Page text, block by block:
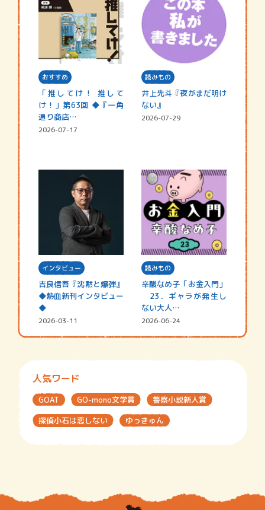
おすすめ
「推してけ！ 推して
け！」第63回 ◆『一角
通り商店…
2026-07-17
読みもの
井上先斗『夜がまだ明け
ない』
2026-07-29
インタビュー
吉良信吾『沈黙と爆弾』
◆熱血新刊インタビュー
◆
2026-03-11
読みもの
辛酸なめ子「お金入門」
23．ギャラが発生し
ない大人…
2026-06-24
人気ワード
GOAT GO-mono文学賞
警察小説新人賞
探偵小石は恋しない
ゆっきゅん